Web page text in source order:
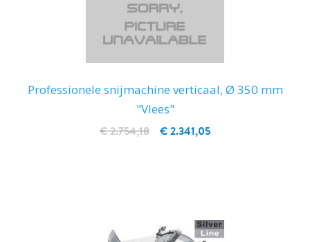
Professionele snijmachine verticaal, Ø 350 mm
"Vlees"
€ 2.341,05
€ 2.754,18